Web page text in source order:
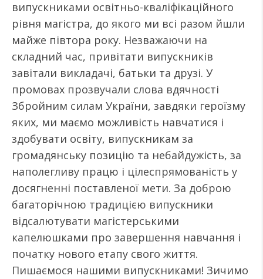
випускниками освітньо-кваліфікаційного
рівня магістра, до якого ми всі разом йшли
майже півтора року. Незважаючи на
складний час, привітати випускників
завітали викладачі, батьки та друзі. У
промовах прозвучали слова вдячності
Збройним силам України, завдяки героїзму
яких, ми маємо можливість навчатися і
здобувати освіту, випускникам за
громадянську позицію та небайдужість, за
наполегливу працю і цілеспрямованість у
досягненні поставленої мети. За доброю
багаторічною традицією випускники
відсалютувати магістерськими
капелюшками про завершення навчання і
початку нового етапу свого життя.
Пишаємося нашими випускниками! Зичимо